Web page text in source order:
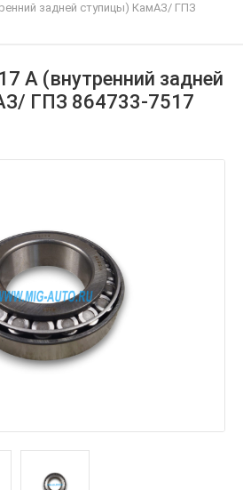
задней ступицы) КамАЗ/ ГПЗ
А (внутренний задней
ГПЗ 864733-7517